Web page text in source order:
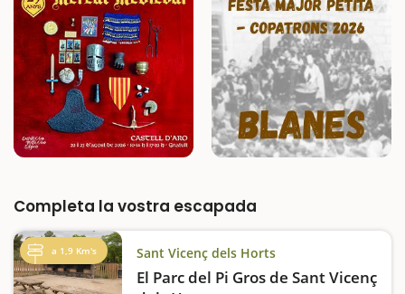
Completa la vostra escapada
a 1,9 Km's Sant Vicenç dels Horts
El Parc del Pi Gros de Sant Vicenç